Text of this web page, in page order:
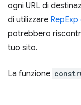
ogni URL di
di utilizzare
potrebbero
tuo sito.
La funzione